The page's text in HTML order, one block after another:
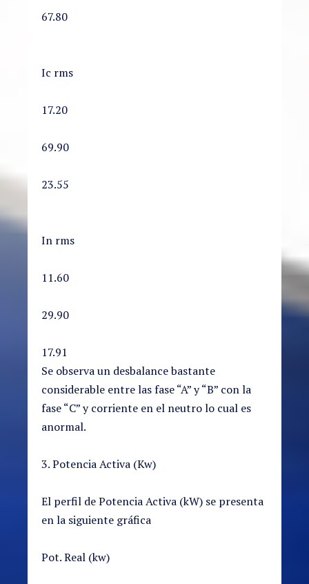
67.80
Ic rms
17.20
69.90
23.55
In rms
11.60
29.90
17.91
Se observa un desbalance bastante
considerable entre las fase “A” y “B” con la
fase “C” y corriente en el neutro lo cual es
anormal.
3. Potencia Activa (Kw)
El perfil de Potencia Activa (kW) se presenta
en la siguiente gráfica
Pot. Real (kw)